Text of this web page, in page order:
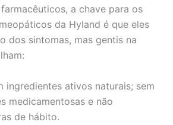
a chave para os
da Hyland é que eles
dos sintomas, mas gentis na
ingredientes ativos naturais; sem
medicamentosas e não
de hábito.